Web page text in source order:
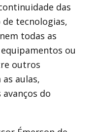
das
tecnologias,
todas as
ou
outros
aulas,
do